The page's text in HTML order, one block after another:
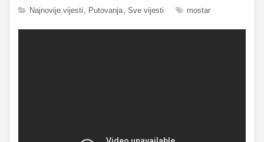
Najnovije vijesti
Putovanja Sve vijesti mostar